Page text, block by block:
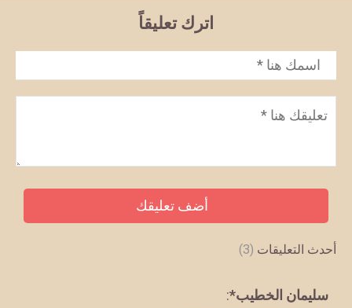
اترك تعليقاً
الاسم *
تعليق
أحدث التعليقات (3)
يقول
سليمان الخطيب*: